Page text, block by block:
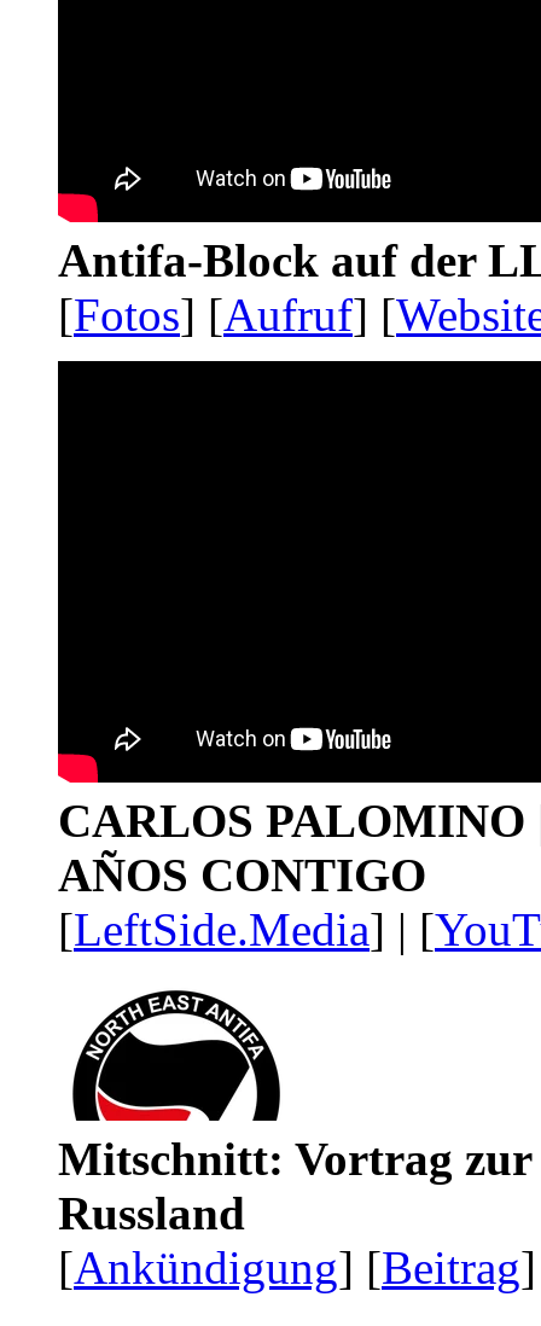
Antifa-Block auf der
[Fotos] [Aufruf] [
CARLOS PALOMINO
AÑOS CONTIGO
[LeftSide.Media] | [
Mitschnitt: Vortrag zur
Russland
[Ankündigung] [Beitrag